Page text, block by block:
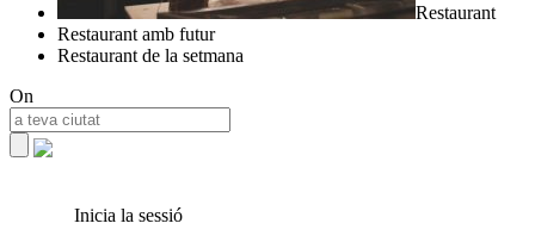
Restaurant
Restaurant amb futur
Restaurant de la setmana
On
Inicia la sessió